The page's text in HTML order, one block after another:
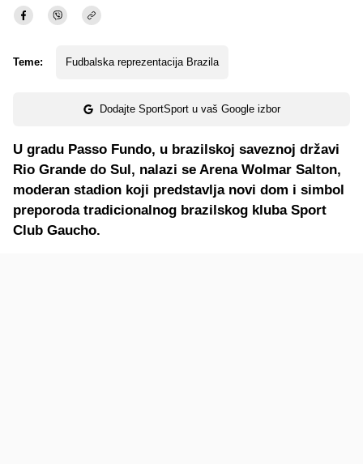
Teme: Fudbalska reprezentacija Brazila
Dodajte SportSport u vaš Google izbor
U gradu Passo Fundo, u brazilskoj saveznoj državi
Rio Grande do Sul, nalazi se Arena Wolmar Salton,
moderan stadion koji predstavlja novi dom i simbol
preporoda tradicionalnog brazilskog kluba Sport
Club Gaucho.